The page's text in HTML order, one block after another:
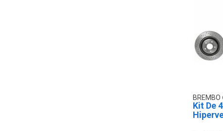
BREMBO
Kit De